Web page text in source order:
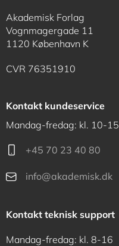
Akademisk Forlag
Vognmagergade 11
1120 København K
CVR 76351910
Kontakt kundeservice
Mandag-fredag: kl. 10-15
+45 70 23 40 80
info@akademisk.dk
Kontakt teknisk support
Mandag-fredag: kl. 8-16